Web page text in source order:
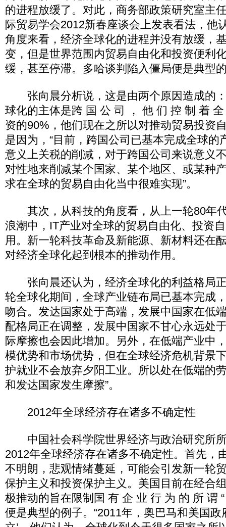
的进程放缓了。对此，商务部政策研究室主
际贸易学会2012新春座谈会上发表看法，他
角度来看，经济全球化的进程并没有放缓，
变，但是世界范围内贸易自由化和投资便利
缓，甚至停滞。多哈谈判陷入僵局便是典型
张向晨分析说，这是由两个原因造成的
球化的主体是跨 国 公 司 ， 他 们 控 制 着
资的90%，他们现在之所以对推动贸易投资
是因为，“目前，跨国公司已基本完成全球的
意义上关税的削减，对于跨国公司来说意义
对性地来削减某个国家、某个地区、或某种
求在全球的贸易自由化当中很难实现”。
其次，从科技的角度看，从上一轮80年
浪潮中，IT产业对全球的贸易自由化、投资
用。新一轮科技革命及新能源、新材料还在
对经济全球化起到根本的推动作用。
张向晨还认为，经济全球化的利益格局
轮全球化期间，全球产业链布局已基本完成
吻合。发达国家处于高端，发展中国家在低
配格局正在调整，发展中国家不甘心永远处
际摩擦也会因此增加。另外，在低端产业中
模优势和市场优势，但在全球经济危机背景
护就业不会放弃夕阳工业。所以处在低端的
和发达国家发生摩擦”。
2012年全球经济存在诸多不确定性
中国社会科学院世界经济与政治研究所
2012年全球经济存在诸多不确定性。首先，
不明朗，悲观情绪蔓延，可能会引发新一轮
保护主义和投资保护主义。美国目前在经合
极推动的旨在限制国 有 企 业 行 为 的 所 谓
便是典型的例子。“2011年，奥巴马和美国政